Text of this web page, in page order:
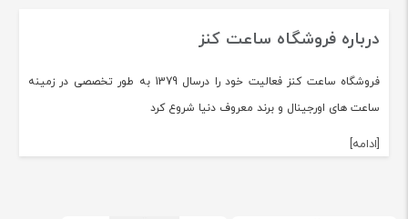
درباره فروشگاه ساعت کنز
فروشگاه ساعت کنز فعالیت خود را درسال 1379 به طور تخصصی در زمینه
ساعت های اورجینال و برند معروف دنیا شروع کرد
[ادامه]